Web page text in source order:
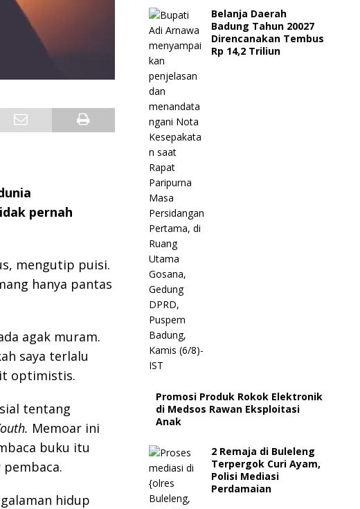
pernah
mengutip puisi.
hanya pantas
agak muram.
saya terlalu
optimistis.
tentang
Memoar ini
buku itu
hidup
Belanja Daerah
Badung Tahun 20027
Direncanakan Tembus
Rp 14,2 Triliun
Promosi Produk Rokok Elektronik
di Medsos Rawan Eksploitasi
Anak
2 Remaja di Buleleng
Terpergok Curi Ayam,
Polisi Mediasi
Perdamaian